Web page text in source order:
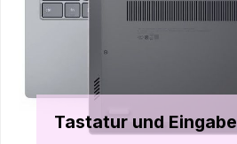
Tastatur und Eingabe